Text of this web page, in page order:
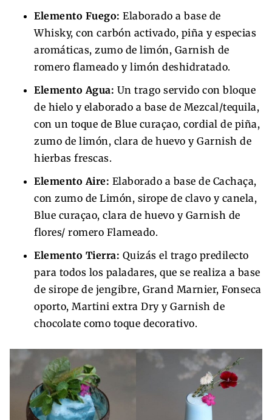
Elemento Fuego: Elaborado a base de
Whisky, con carbón activado, piña y especias
aromáticas, zumo de limón, Garnish de
romero flameado y limón deshidratado.
Elemento Agua: Un trago servido con bloque
de hielo y elaborado a base de Mezcal/tequila,
con un toque de Blue curaçao, cordial de piña,
zumo de limón, clara de huevo y Garnish de
hierbas frescas.
Elemento Aire: Elaborado a base de Cachaça,
con zumo de Limón, sirope de clavo y canela,
Blue curaçao, clara de huevo y Garnish de
flores/ romero Flameado.
Elemento Tierra: Quizás el trago predilecto
para todos los paladares, que se realiza a base
de sirope de jengibre, Grand Marnier, Fonseca
oporto, Martini extra Dry y Garnish de
chocolate como toque decorativo.